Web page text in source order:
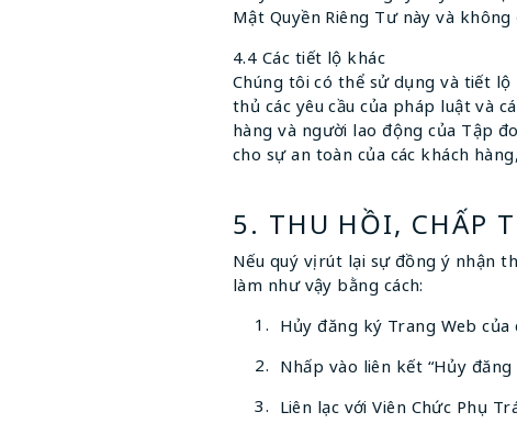
Mật Quyền Riêng Tư này và
4.4 Các tiết lộ khác
Chúng tôi có thể sử dụng và tiết lộ
thủ các yêu cầu của pháp luật và
hàng và người lao động của Tập
cho sự an toàn của các khách
5. THU HỒI, CHẤP
Nếu quý vị rút lại sự đồng ý nhận
làm như vậy bằng cách:
Hủy đăng ký Trang Web của
Nhấp vào liên kết “Hủy
Liên lạc với Viên Chức Phụ